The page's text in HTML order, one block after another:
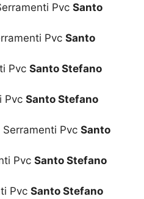
Pvc Santo
Pvc Santo
Pvc Santo Stefano
Pvc Santo Stefano
Pvc Santo
Pvc Santo Stefano
Pvc Santo Stefano